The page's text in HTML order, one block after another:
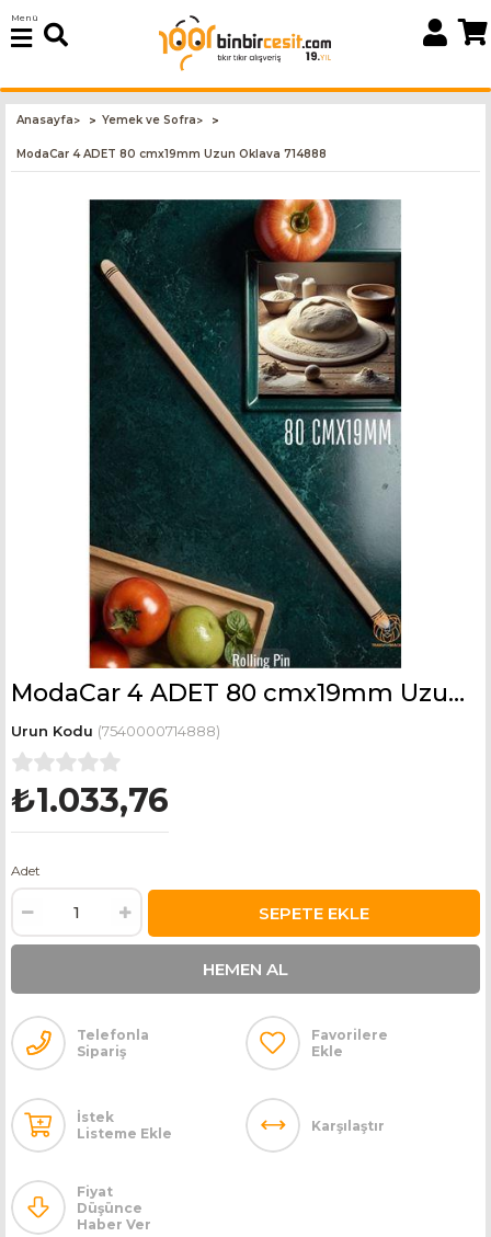
Menü
Anasayfa> Yemek ve Sofra>
ModaCar 4 ADET 80 cmx19mm Uzun Oklava 714888
ModaCar 4 ADET 80 cmx19mm Uzun Oklava 714888
(7540000714888)
₺1.033,76
Adet
Telefonla
Sipariş
Favorilere
Ekle
İstek
Listeme Ekle
Karşılaştır
Fiyat
Düşünce
Haber Ver